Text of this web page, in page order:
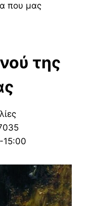
που μας
της
15:00